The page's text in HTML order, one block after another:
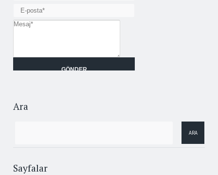
Ara
Sayfalar